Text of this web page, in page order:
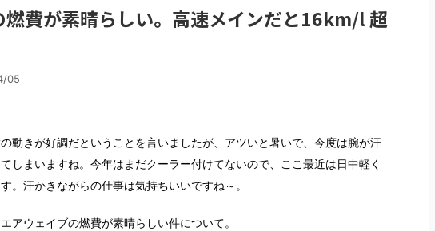
燃費が素晴らしい。高速メインだと16km/l 超
05
動きが好調だということを言いましたが、アツいと暑いで、今度は腕が汗
しまいますね。今年はまだクーラー付けてないので、ここ最近は日中軽く
。汗かきながらの仕事は気持ちいいですね～。
アウェイブの燃費が素晴らしい件について。